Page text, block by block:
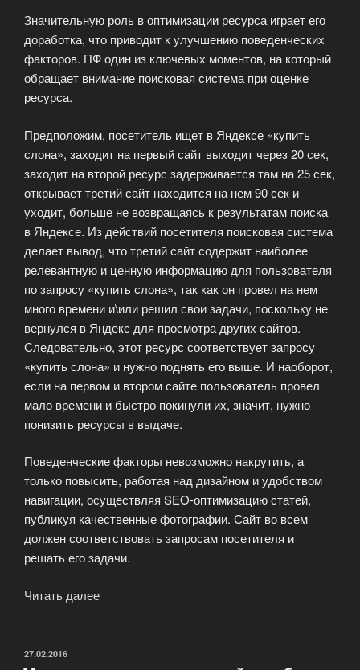
Значительную роль в оптимизации ресурса играет его
доработка, что приводит к улучшению поведенческих
факторов. ПФ один из ключевых моментов, на который
обращает внимание поисковая система при оценке
ресурса.
Предположим, посетитель ищет в Яндексе «купить
слона», заходит на первый сайт выходит через 20 сек,
заходит на второй ресурс задерживается там на 25 сек,
открывает третий сайт находится на нем 90 сек и
уходит, больше не возвращаясь к результатам поиска
в Яндексе. Из действий посетителя поисковая система
делает вывод, что третий сайт содержит наиболее
релевантную и ценную информацию для пользователя
по запросу «купить слона», так как он провел на нем
много времени и\или решил свои задачи, поскольку не
вернулся в Яндекс для просмотра других сайтов.
Следовательно, этот ресурс соответствует запросу
«купить слона» и нужно поднять его выше. И наоборот,
если на первом и втором сайте пользователь провел
мало времени и быстро покинули их, значит, нужно
понизить ресурсы в выдаче.
Поведенческие факторы невозможно накрутить, а
только повысить, работая над дизайном и удобством
навигации, осуществляя SEO-оптимизацию статей,
публикуя качественные фотографии. Сайт во всем
должен соответствовать запросам посетителя и
решать его задачи.
Читать далее
ОПУБЛИКОВАНО
27.02.2016